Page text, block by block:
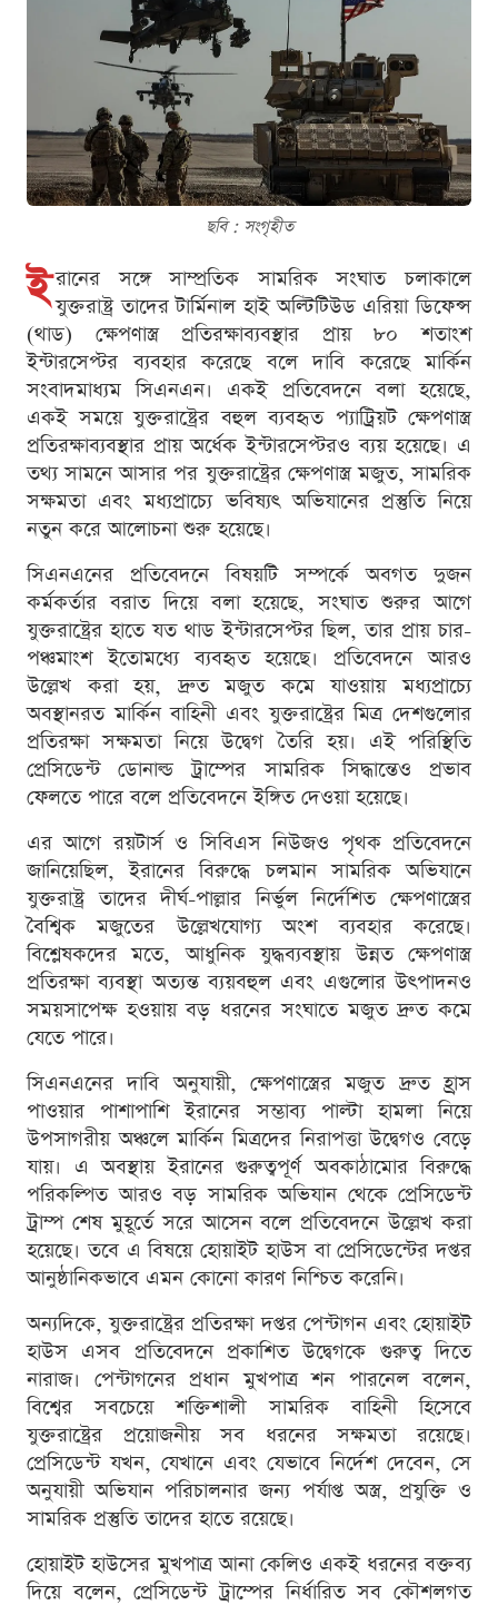
ছবি : সংগৃহীত
ই রানের সঙ্গে সাম্প্রতিক সামরিক সংঘাত চলাকালে
যুক্তরাষ্ট্র তাদের টার্মিনাল হাই অল্টিটিউড এরিয়া ডিফেন্স
(থাড) ক্ষেপণাস্ত্র প্রতিরক্ষাব্যবস্থার প্রায় ৮০ শতাংশ
ইন্টারসেপ্টর ব্যবহার করেছে বলে দাবি করেছে মার্কিন
সংবাদমাধ্যম সিএনএন। একই প্রতিবেদনে বলা হয়েছে,
একই সময়ে যুক্তরাষ্ট্রের বহুল ব্যবহৃত প্যাট্রিয়ট ক্ষেপণাস্ত্র
প্রতিরক্ষাব্যবস্থার প্রায় অর্ধেক ইন্টারসেপ্টরও ব্যয় হয়েছে। এ
তথ্য সামনে আসার পর যুক্তরাষ্ট্রের ক্ষেপণাস্ত্র মজুত, সামরিক
সক্ষমতা এবং মধ্যপ্রাচ্যে ভবিষ্যৎ অভিযানের প্রস্তুতি নিয়ে
নতুন করে আলোচনা শুরু হয়েছে।
সিএনএনের প্রতিবেদনে বিষয়টি সম্পর্কে অবগত দুজন
কর্মকর্তার বরাত দিয়ে বলা হয়েছে, সংঘাত শুরুর আগে
যুক্তরাষ্ট্রের হাতে যত থাড ইন্টারসেপ্টর ছিল, তার প্রায় চার-
পঞ্চমাংশ ইতোমধ্যে ব্যবহৃত হয়েছে। প্রতিবেদনে আরও
উল্লেখ করা হয়, দ্রুত মজুত কমে যাওয়ায় মধ্যপ্রাচ্যে
অবস্থানরত মার্কিন বাহিনী এবং যুক্তরাষ্ট্রের মিত্র দেশগুলোর
প্রতিরক্ষা সক্ষমতা নিয়ে উদ্বেগ তৈরি হয়। এই পরিস্থিতি
প্রেসিডেন্ট ডোনাল্ড ট্রাম্পের সামরিক সিদ্ধান্তেও প্রভাব
ফেলতে পারে বলে প্রতিবেদনে ইঙ্গিত দেওয়া হয়েছে।
এর আগে রয়টার্স ও সিবিএস নিউজও পৃথক প্রতিবেদনে
জানিয়েছিল, ইরানের বিরুদ্ধে চলমান সামরিক অভিযানে
যুক্তরাষ্ট্র তাদের দীর্ঘ-পাল্লার নির্ভুল নির্দেশিত ক্ষেপণাস্ত্রের
বৈশ্বিক মজুতের উল্লেখযোগ্য অংশ ব্যবহার করেছে।
বিশ্লেষকদের মতে, আধুনিক যুদ্ধব্যবস্থায় উন্নত ক্ষেপণাস্ত্র
প্রতিরক্ষা ব্যবস্থা অত্যন্ত ব্যয়বহুল এবং এগুলোর উৎপাদনও
সময়সাপেক্ষ হওয়ায় বড় ধরনের সংঘাতে মজুত দ্রুত কমে
যেতে পারে।
সিএনএনের দাবি অনুযায়ী, ক্ষেপণাস্ত্রের মজুত দ্রুত হ্রাস
পাওয়ার পাশাপাশি ইরানের সম্ভাব্য পাল্টা হামলা নিয়ে
উপসাগরীয় অঞ্চলে মার্কিন মিত্রদের নিরাপত্তা উদ্বেগও বেড়ে
যায়। এ অবস্থায় ইরানের গুরুত্বপূর্ণ অবকাঠামোর বিরুদ্ধে
পরিকল্পিত আরও বড় সামরিক অভিযান থেকে প্রেসিডেন্ট
ট্রাম্প শেষ মুহূর্তে সরে আসেন বলে প্রতিবেদনে উল্লেখ করা
হয়েছে। তবে এ বিষয়ে হোয়াইট হাউস বা প্রেসিডেন্টের দপ্তর
আনুষ্ঠানিকভাবে এমন কোনো কারণ নিশ্চিত করেনি।
অন্যদিকে, যুক্তরাষ্ট্রের প্রতিরক্ষা দপ্তর পেন্টাগন এবং হোয়াইট
হাউস এসব প্রতিবেদনে প্রকাশিত উদ্বেগকে গুরুত্ব দিতে
নারাজ। পেন্টাগনের প্রধান মুখপাত্র শন পারনেল বলেন,
বিশ্বের সবচেয়ে শক্তিশালী সামরিক বাহিনী হিসেবে
যুক্তরাষ্ট্রের প্রয়োজনীয় সব ধরনের সক্ষমতা রয়েছে।
প্রেসিডেন্ট যখন, যেখানে এবং যেভাবে নির্দেশ দেবেন, সে
অনুযায়ী অভিযান পরিচালনার জন্য পর্যাপ্ত অস্ত্র, প্রযুক্তি ও
সামরিক প্রস্তুতি তাদের হাতে রয়েছে।
হোয়াইট হাউসের মুখপাত্র আনা কেলিও একই ধরনের বক্তব্য
দিয়ে বলেন, প্রেসিডেন্ট ট্রাম্পের নির্ধারিত সব কৌশলগত